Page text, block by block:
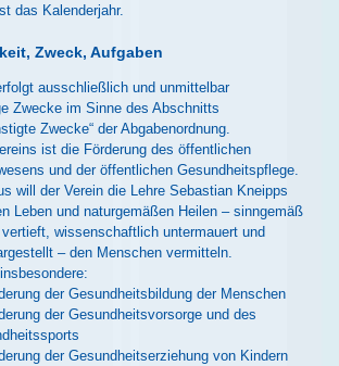
das Kalenderjahr.
Zweck, Aufgaben
ausschließlich und unmittelbar
Zwecke im Sinne des Abschnitts
Zwecke“ der Abgabenordnung.
ist die Förderung des öffentlichen
und der öffentlichen Gesundheitspflege.
will der Verein die Lehre Sebastian Kneipps
Leben und naturgemäßen Heilen – sinngemäß
wissenschaftlich untermauert und
– den Menschen vermitteln.
der Gesundheitsbildung der Menschen
der Gesundheitsvorsorge und des
der Gesundheitserziehung von Kindern